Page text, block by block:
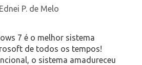
Ednei P. de Melo
7 é o melhor sistema
de todos os tempos!
o sistema amadureceu